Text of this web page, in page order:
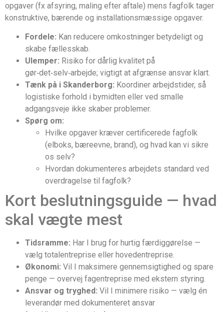
opgaver (fx afsyring, maling efter aftale) mens fagfolk tager
konstruktive, bærende og installationsmæssige opgaver.
Fordele: Kan reducere omkostninger betydeligt og
skabe fællesskab.
Ulemper: Risiko for dårlig kvalitet på
gør‑det‑selv‑arbejde; vigtigt at afgrænse ansvar klart.
Tænk på i Skanderborg: Koordiner arbejdstider, så
logistiske forhold i bymidten eller ved smalle
adgangsveje ikke skaber problemer.
Spørg om:
Hvilke opgaver kræver certificerede fagfolk
(elboks, bæreevne, brand), og hvad kan vi sikre
os selv?
Hvordan dokumenteres arbejdets standard ved
overdragelse til fagfolk?
Kort beslutningsguide — hvad
skal vægte mest
Tidsramme: Har I brug for hurtig færdiggørelse —
vælg totalentreprise eller hovedentreprise.
Økonomi: Vil I maksimere gennemsigtighed og spare
penge — overvej fagentreprise med ekstern styring.
Ansvar og tryghed: Vil I minimere risiko — vælg én
leverandør med dokumenteret ansvar